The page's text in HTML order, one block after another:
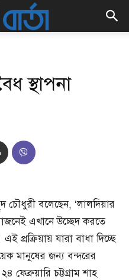
স্থাপনা
চৌধুরী বলেছেন, ‘লালদিয়ার
এখানে উচ্ছেদ করতে
প্রক্রিয়ায় যারা বাধা দিচ্ছে
মানুষের জন্য বন্দরের
ফেব্রুয়ারি চট্টগ্রাম শাহ